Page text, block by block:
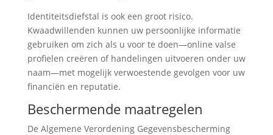
Identiteitsdiefstal is ook een groot risico.
Kwaadwillenden kunnen uw persoonlijke informatie
gebruiken om zich als u voor te doen—online valse
profielen creëren of handelingen uitvoeren onder uw
naam—met mogelijk verwoestende gevolgen voor uw
financiën en reputatie.
Beschermende maatregelen
De Algemene Verordening Gegevensbescherming